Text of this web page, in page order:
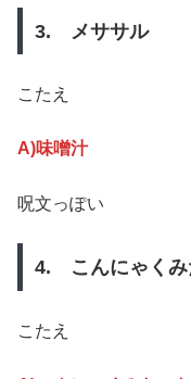
3. メササル
こたえ
A)味噌汁
呪文っぽい
4. こんにゃくみ
こたえ